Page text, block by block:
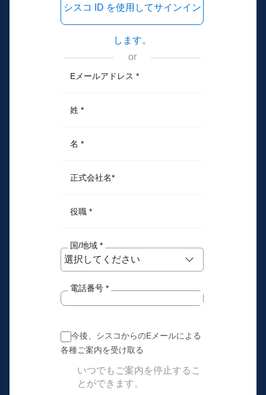
シスコ ID を使用してサインイン
します。
or
Eメールアドレス *
姓 *
名 *
正式会社名*
役職 *
国/地域 *
電話番号 *
今後、シスコからのEメールによる
各種ご案内を受け取る
いつでもご案内を停止するこ
とができます。